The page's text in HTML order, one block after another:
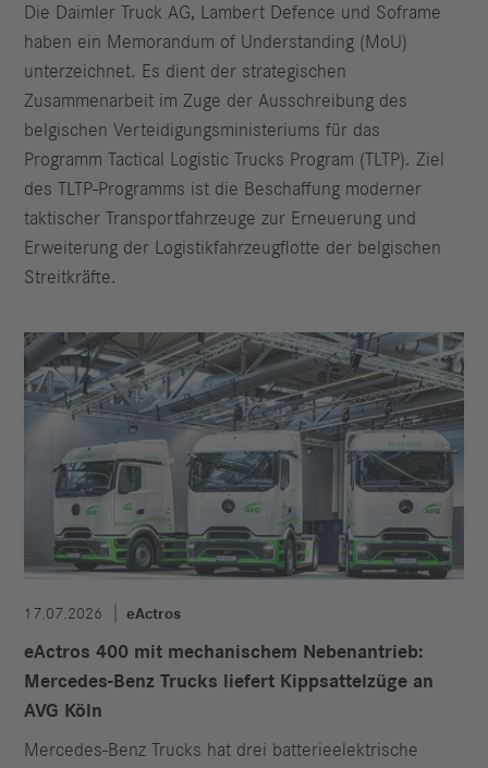
Die Daimler Truck AG, Lambert Defence und Soframe
haben ein Memorandum of Understanding (MoU)
unterzeichnet. Es dient der strategischen
Zusammenarbeit im Zuge der Ausschreibung des
belgischen Verteidigungsministeriums für das
Programm Tactical Logistic Trucks Program (TLTP). Ziel
des TLTP-Programms ist die Beschaffung moderner
taktischer Transportfahrzeuge zur Erneuerung und
Erweiterung der Logistikfahrzeugflotte der belgischen
Streitkräfte.
17.07.2026 eActros
eActros 400 mit mechanischem Nebenantrieb:
Mercedes-Benz Trucks liefert Kippsattelzüge an
AVG Köln
Mercedes-Benz Trucks hat drei batterieelektrische